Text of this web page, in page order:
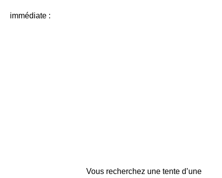
immédiate :
Vous recherchez une tente d’une